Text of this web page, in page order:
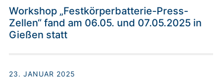
Workshop „Festkörperbatterie-Press-
Zellen“ fand am 06.05. und 07.05.2025 in
Gießen statt
23. JANUAR 2025